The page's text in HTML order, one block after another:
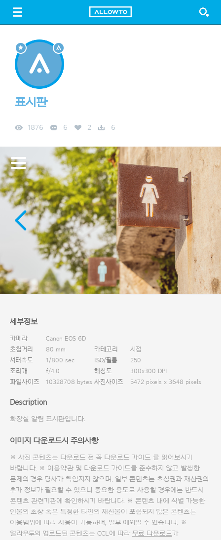
FREE DOWNLOAD
표시판
1876 6 2 6
세부정보
카메라
Canon EOS 6D
초첨거리
80 mm 카테고리
시점
셔터속도
1/800 sec ISO/필름
250
조리개
f/4.0 해상도
300x300 DPI
파일사이즈
10328708 bytes 사진사이즈 5472 pixels x 3648 pixels
Description
화장실 알림 표시판입니다.
이미지 다운로드시 주의사항
※ 사진 콘텐츠는 다운로드 전 꼭 다운로드 가이드 를 읽어보시기
바랍니다. ※ 이용약관 및 다운로드 가이드를 준수하지 않고 발생한
문제의 경우 당사가 책임지지 않으며, 일부 콘텐츠는 초상권과 재산권의
추가 정보가 필요할 수 있으니 중요한 용도로 사용할 경우에는 반드시
콘텐츠 관련기관에 확인하시기 바랍니다. ※ 콘텐츠 내에 식별 가능한
인물의 초상 혹은 특정한 타인의 재산물이 포함되지 않은 콘텐츠는
이용범위에 따라 사용이 가능하며, 일부 예외일 수 있습니다. ※
얼라우투의 업로드된 콘텐츠는 CCL에 따라 무료 다운로드가